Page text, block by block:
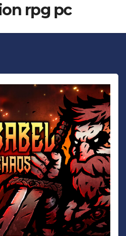
rpg pc